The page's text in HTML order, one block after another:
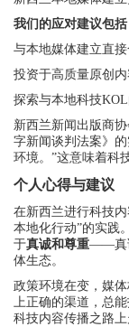
我们的应对建议包括
与本地媒体建立直
投资于高质量原创
探索与本地科技
新西兰新闻出版商
字新闻谈判法案》
环境。”这意味着科
个人心得与建议
在新西兰进行科技
本地化行动”的实践
于真诚和尊重——真
体生态。
政策环境在变，媒
上正确的渠道，总
科技内容传播之路上